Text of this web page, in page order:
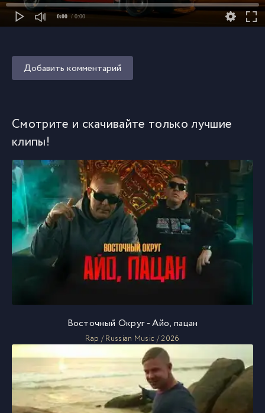
0:00 / 0:00
Добавить комментарий
Смотрите и скачивайте только лучшие
клипы!
Восточный Округ - Айо, пацан
Rap / Russian Music / 2026